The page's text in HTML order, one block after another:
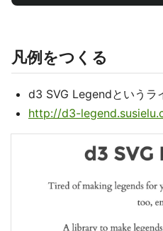
凡例をつくる
d3 SVG Legendというラ
http://d3-